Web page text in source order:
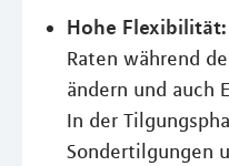
Hohe Flexibilität:
Raten während
ändern und auch
In der
Sondertilgungen